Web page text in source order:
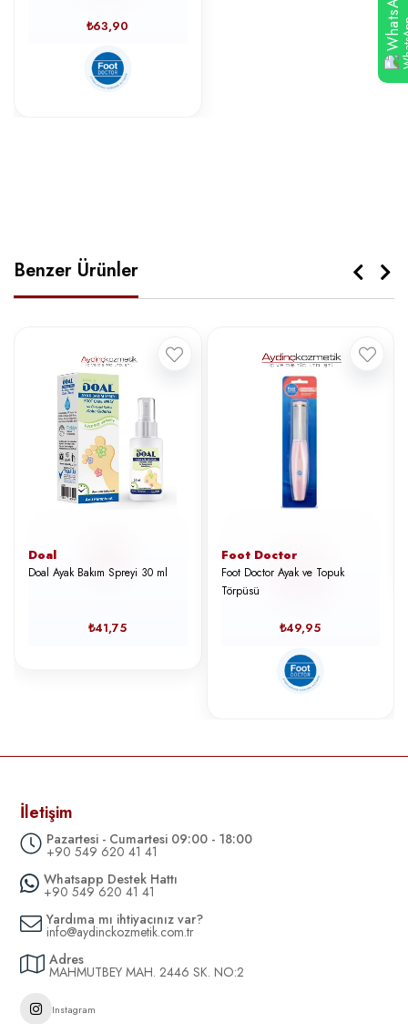
₺63,90
Benzer Ürünler
Doal
Doal Ayak Bakım Spreyi 30 ml
₺41,75
Foot Doctor
Foot Doctor Ayak ve Topuk
Törpüsü
₺49,95
İletişim
Pazartesi - Cumartesi 09:00 - 18:00
+90 549 620 41 41
Whatsapp Destek Hattı
+90 549 620 41 41
Yardıma mı ihtiyacınız var?
info@aydinckozmetik.com.tr
Adres
MAHMUTBEY MAH. 2446 SK. NO:2
Instagram
WhatsApp